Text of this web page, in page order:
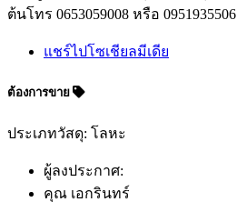
ต้นโทร 0653059008 หรือ 0951935506
แชร์ไปโซเชียลมีเดีย
ต้องการขาย
ประเภทวัสดุ: โลหะ
ผู้ลงประกาศ:
คุณ เอกรินทร์